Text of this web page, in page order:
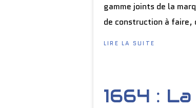
gamme joints de la
de construction à
LIRE LA SUITE
1664 :